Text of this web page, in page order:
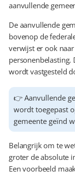
aanvullende
De aanvullende
bovenop de
verwijst er ook
personenbelasting.
wordt vastgesteld
👉 Aanvullende
wordt toegepast
gemeente geïnd
Belangrijk om te
groter de absolute
Een voorbeeld